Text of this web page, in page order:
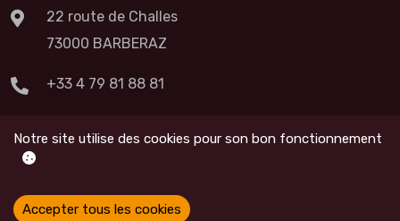
Notre site utilise des cookies pour son bon fonctionnement
Accepter tous les cookies
22 route de Challes
73000 BARBERAZ
+33 4 79 81 88 81